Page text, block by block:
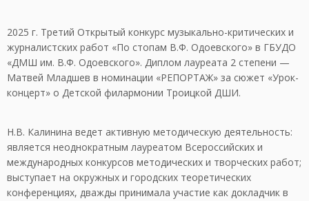
2025 г. Третий Открытый конкурс музыкально-критических и
журналистских работ «По стопам В.Ф. Одоевского» в ГБУДО
«ДМШ им. В.Ф. Одоевского». Диплом лауреата 2 степени —
Матвей Младшев в номинации «РЕПОРТАЖ» за сюжет «Урок-
концерт» о Детской филармонии Троицкой ДШИ.
Н.В. Калинина ведет активную методическую деятельность:
является неоднократным лауреатом Всероссийских и
международных конкурсов методических и творческих работ;
выступает на окружных и городских теоретических
конференциях, дважды принимала участие как докладчик в